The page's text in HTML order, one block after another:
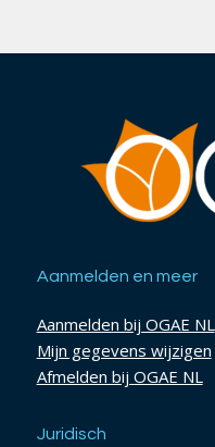
Aanmelden en meer
Aanmelden bij OGAE NL
Mijn gegevens wijzigen
Afmelden bij OGAE NL
Juridisch